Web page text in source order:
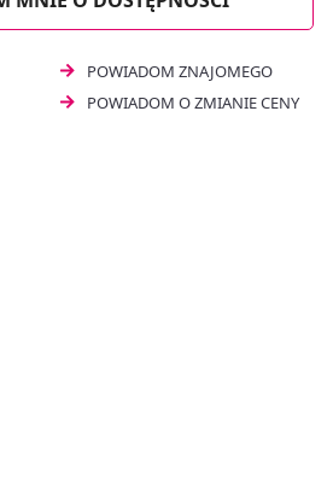
u niemowląt powyżej 3. miesiąca o
kg.
POWIADOM ZNAJOMEGO
POWIADOM O ZMIANIE CENY